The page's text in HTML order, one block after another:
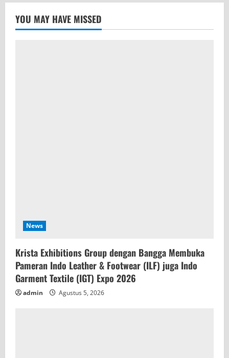
YOU MAY HAVE MISSED
News
Krista Exhibitions Group dengan Bangga Membuka
Pameran Indo Leather & Footwear (ILF) juga Indo
Garment Textile (IGT) Expo 2026
admin Agustus 5, 2026